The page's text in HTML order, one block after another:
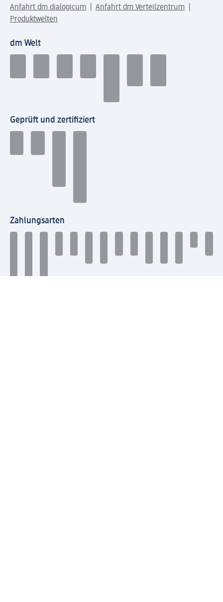
Anfahrt dm dialogicum
Anfahrt dm Verteilzentrum
Produktwelten
dm Welt
Geprüft und zertifiziert
Zahlungsarten